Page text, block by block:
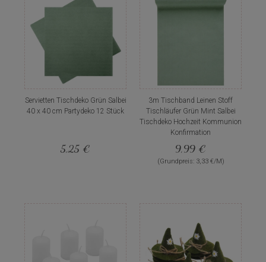
Servietten Tischdeko Grün Salbei
40 x 40 cm Partydeko 12 Stück
5,25 €
3m Tischband Leinen Stoff
Tischläufer Grün Mint Salbei
Tischdeko Hochzeit Kommunion
Konfirmation
9,99 €
(Grundpreis: 3,33 €/M)